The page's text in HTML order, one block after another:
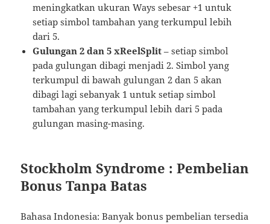
meningkatkan ukuran Ways sebesar +1 untuk
setiap simbol tambahan yang terkumpul lebih
dari 5.
Gulungan 2 dan 5 xReelSplit – setiap simbol
pada gulungan dibagi menjadi 2. Simbol yang
terkumpul di bawah gulungan 2 dan 5 akan
dibagi lagi sebanyak 1 untuk setiap simbol
tambahan yang terkumpul lebih dari 5 pada
gulungan masing-masing.
Stockholm Syndrome : Pembelian
Bonus Tanpa Batas
Bahasa Indonesia: Banyak bonus pembelian tersedia